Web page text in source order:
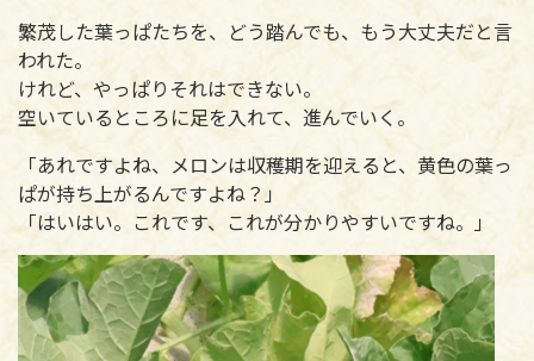
繁茂した葉っぱたちを、どう踏んでも、もう大丈夫だと言
われた。
けれど、やっぱりそれはできない。
空いているところに足を入れて、進んでいく。
「あれですよね、メロンは収穫期を迎えると、黄色の葉っ
ぱが持ち上がるんですよね？」
「はいはい。これです、これが分かりやすいですね。」